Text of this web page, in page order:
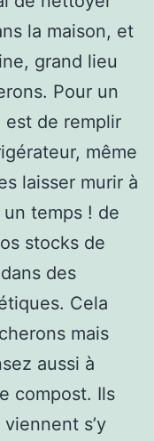
la maison, et
grand lieu
Pour un
est de remplir
même
laisser murir à
un temps ! de
stocks de
des
Cela
mais
aussi à
compost. Ils
s’y